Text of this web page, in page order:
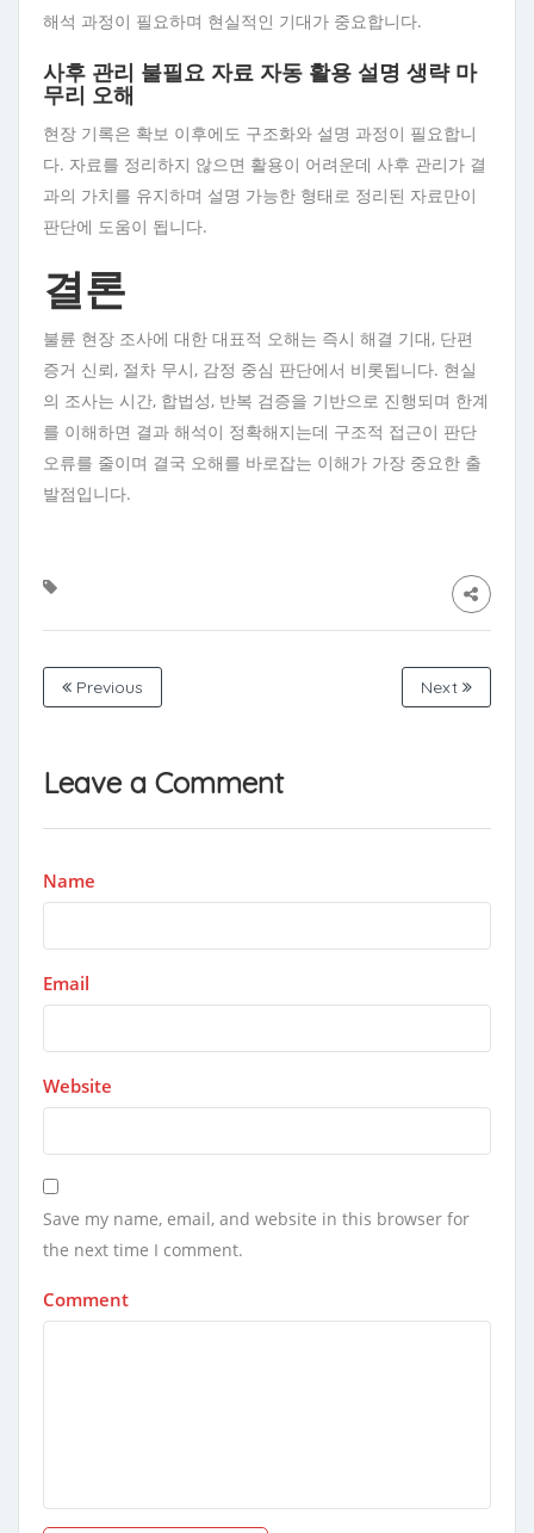
해석 과정이 필요하며 현실적인 기대가 중요합니다.
사후 관리 불필요 자료 자동 활용 설명 생략 마
무리 오해
현장 기록은 확보 이후에도 구조화와 설명 과정이 필요합니
다. 자료를 정리하지 않으면 활용이 어려운데 사후 관리가 결
과의 가치를 유지하며 설명 가능한 형태로 정리된 자료만이
판단에 도움이 됩니다.
결론
불륜 현장 조사에 대한 대표적 오해는 즉시 해결 기대, 단편
증거 신뢰, 절차 무시, 감정 중심 판단에서 비롯됩니다. 현실
의 조사는 시간, 합법성, 반복 검증을 기반으로 진행되며 한계
를 이해하면 결과 해석이 정확해지는데 구조적 접근이 판단
오류를 줄이며 결국 오해를 바로잡는 이해가 가장 중요한 출
발점입니다.
Previous Next
Leave a Comment
Name
Email
Website
Save my name, email, and website in this browser for
the next time I comment.
Comment